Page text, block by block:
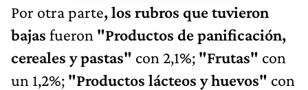
Por otra parte, los rubros que tuvieron
bajas fueron "Productos de panificación,
cereales y pastas" con 2,1%; "Frutas" con
un 1,2%; "Productos lácteos y huevos" con